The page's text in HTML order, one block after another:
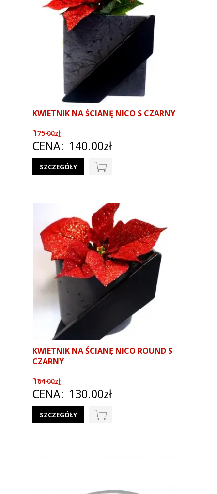
KWIETNIK NA ŚCIANĘ NICO S CZARNY
175.00zł
CENA: 140.00zł
SZCZEGÓŁY
KWIETNIK NA ŚCIANĘ NICO ROUND S
CZARNY
164.00zł
CENA: 130.00zł
SZCZEGÓŁY